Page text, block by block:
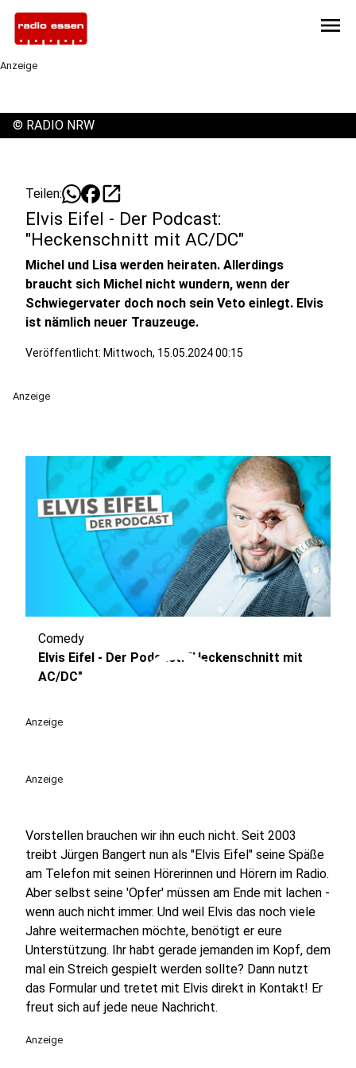
menu
Anzeige
© RADIO NRW
Teilen: open_in_new
Elvis Eifel - Der Podcast:
"Heckenschnitt mit AC/DC"
Michel und Lisa werden heiraten. Allerdings
braucht sich Michel nicht wundern, wenn der
Schwiegervater doch noch sein Veto einlegt. Elvis
ist nämlich neuer Trauzeuge.
Veröffentlicht: Mittwoch, 15.05.2024 00:15
Anzeige
play_circle
Comedy
Elvis Eifel - Der Podcast: "Heckenschnitt mit
AC/DC"
Anzeige
Anzeige
Vorstellen brauchen wir ihn euch nicht. Seit 2003
treibt Jürgen Bangert nun als "Elvis Eifel" seine Späße
am Telefon mit seinen Hörerinnen und Hörern im Radio.
Aber selbst seine 'Opfer' müssen am Ende mit lachen -
wenn auch nicht immer. Und weil Elvis das noch viele
Jahre weitermachen möchte, benötigt er eure
Unterstützung. Ihr habt gerade jemanden im Kopf, dem
mal ein Streich gespielt werden sollte? Dann nutzt
das Formular und tretet mit Elvis direkt in Kontakt! Er
freut sich auf jede neue Nachricht.
Anzeige